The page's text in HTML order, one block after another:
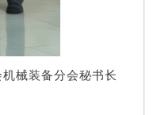
械装备分会秘书长